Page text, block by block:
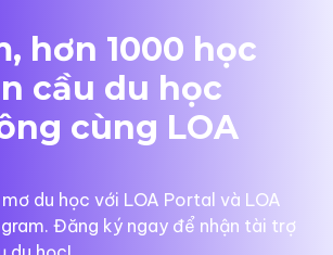
hơn 1000 học
cầu du học
cùng LOA
du học với LOA Portal và LOA
Đăng ký ngay để nhận tài trợ